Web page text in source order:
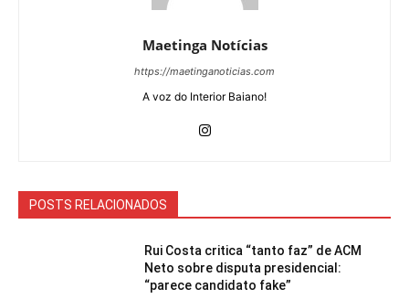
Maetinga Notícias
https://maetinganoticias.com
A voz do Interior Baiano!
POSTS RELACIONADOS
Rui Costa critica “tanto faz” de ACM
Neto sobre disputa presidencial:
“parece candidato fake”